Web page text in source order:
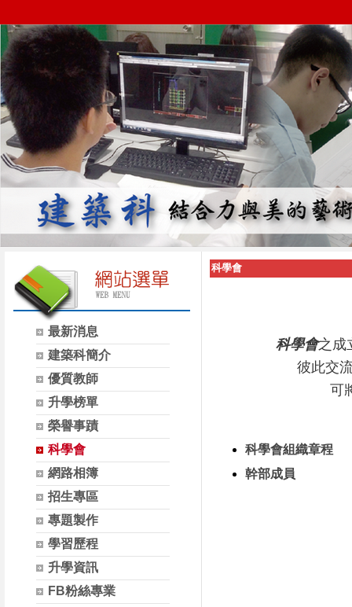
最新消息
建築科簡介
優質教師
升學榜單
榮譽事蹟
科學會
網路相簿
招生專區
專題製作
學習歷程
升學資訊
FB粉絲專業
科學會
科學會之成
彼此交
可
科學會組織章程
幹部成員